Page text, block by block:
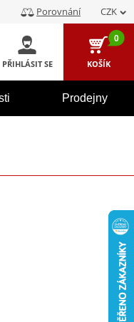
Porovnání CZK
PŘIHLÁSIT SE
0
KOŠÍK
Prodejny